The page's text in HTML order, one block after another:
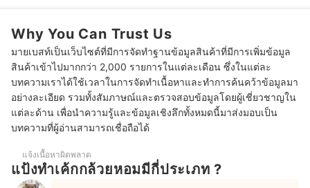
4
10 แป้งทําเค้กกล้วยหอม ยี่ห้อไหนดี รวมแป้งอเนกประสงค์ แป้งเค้กสำเร็จรูป
Why You Can Trust Us
มายเบสท์เป็นเว็บไซต์ที่มีการจัดทำฐานข้อมูลสินค้าที่มีการเพิ่มข้อมูล
สินค้าเข้าไปมากกว่า 2,000 รายการในแต่ละเดือน ซึ่งในแต่ละ
บทความเราได้ใช้เวลาในการจัดทำเนื้อหาและทำการค้นคว้าข้อมูลมา
อย่างละเอียด รวมทั้งสัมภาษณ์และตรวจสอบข้อมูลโดยผู้เชี่ยวชาญใน
แต่ละด้าน เพื่อนำความรู้และข้อมูลเชิงลึกทั้งหมดนี้มาส่งมอบเป็น
บทความที่ผู้อ่านสามารถเชื่อถือได้
แจ้งเนื้อหาผิดพลาด
แป้งทำเค้กกล้วยหอมมีกี่ประเภท ?